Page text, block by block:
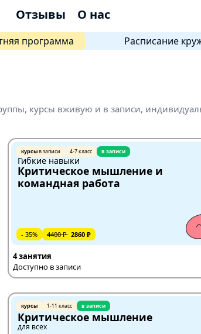
Отзывы
О нас
программа Расписание
курсы вживую и в записи,
курсыв записи 4-7 класс в записи
Гибкие навыки
Критическое мышление и
командная работа
- 35% 4400 ₽ 2860 ₽
4 занятия
Доступно в записи
курсы 1-11 класс в записи
Критическое мышление
для всех